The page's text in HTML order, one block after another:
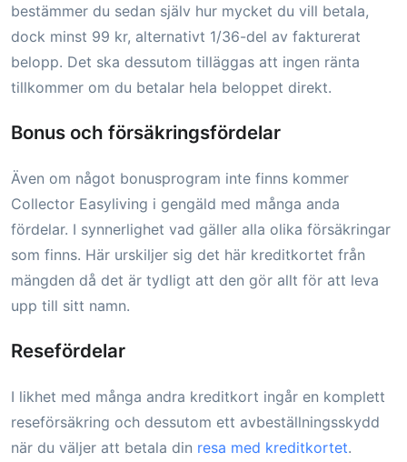
bestämmer du sedan själv hur mycket du vill betala,
dock minst 99 kr, alternativt 1/36-del av fakturerat
belopp. Det ska dessutom tilläggas att ingen ränta
tillkommer om du betalar hela beloppet direkt.
Bonus och försäkringsfördelar
Även om något bonusprogram inte finns kommer
Collector Easyliving i gengäld med många anda
fördelar. I synnerlighet vad gäller alla olika försäkringar
som finns. Här urskiljer sig det här kreditkortet från
mängden då det är tydligt att den gör allt för att leva
upp till sitt namn.
Resefördelar
I likhet med många andra kreditkort ingår en komplett
reseförsäkring och dessutom ett avbeställningsskydd
när du väljer att betala din resa med kreditkortet.